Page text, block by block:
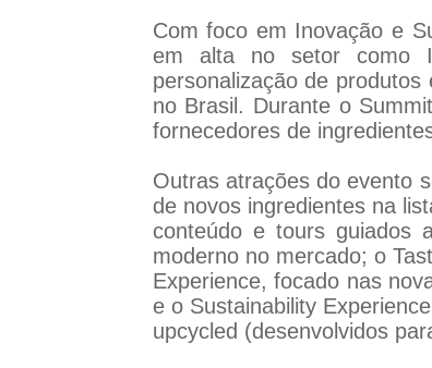
Com foco em Inovação e
em alta no setor como
personalização de
no Brasil. Durante o
fornecedores de
Outras atrações do evento
de novos ingredientes na
conteúdo e tours guiados
moderno no mercado; o
Experience, focado nas
e o Sustainability
upcycled (desenvolvidos